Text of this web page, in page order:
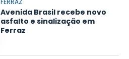
Avenida Brasil recebe novo
asfalto e sinalização em
Ferraz